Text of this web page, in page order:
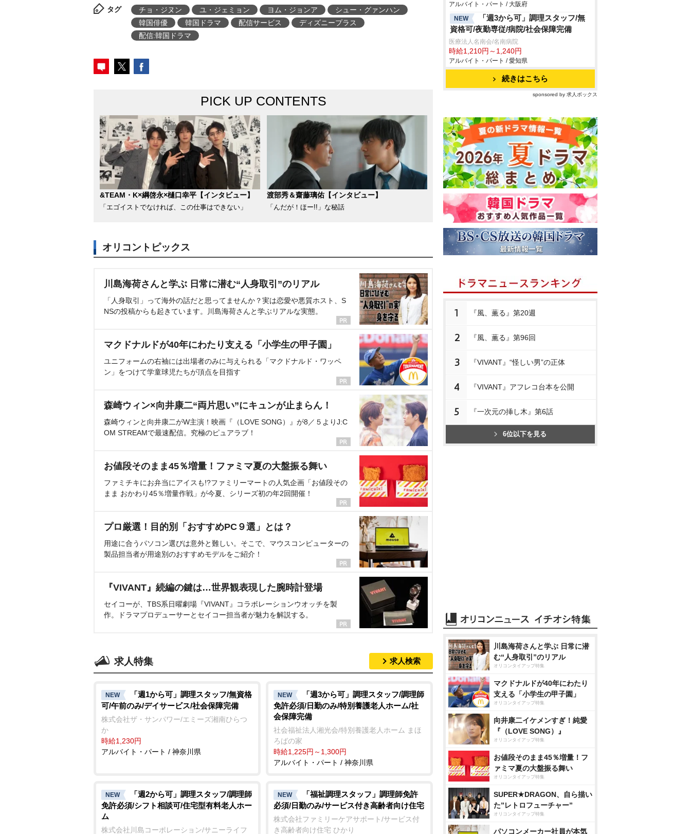
タグ チョ・ジヌン ユ・ジェミョン ヨム・ジョンア
シュー・グァンハン
韓国俳優
韓国ドラマ 配信サービス
ディズニープラス
配信:韓国ドラマ
PICK UP CONTENTS
&TEAM・K×綱啓永×樋口幸平【インタビュー】
「エゴイストでなければ、この仕事はできない」
渡部秀＆齋藤璃佑【インタビュー】
「んだが！ほー!!」な秘話
オリコントピックス
川島海荷さんと学ぶ 日常に潜む“人身取引”のリアル
「人身取引」って海外の話だと思ってませんか？実は恋愛や悪質ホスト、S
NSの投稿からも起きています。川島海荷さんと学ぶリアルな実態。
マクドナルドが40年にわたり支える「小学生の甲子園」
ユニフォームの右袖には出場者のみに与えられる「マクドナルド・ワッペ
ン」をつけて学童球児たちが頂点を目指す
森崎ウィン×向井康二“両片思い”にキュンが止まらん！
森崎ウィンと向井康二がW主演！映画『（LOVE SONG）』が8／５よりJ:C
OM STREAMで最速配信。究極のピュアラブ！
お値段そのまま45％増量！ファミマ夏の大盤振る舞い
ファミチキにお弁当にアイスも!?ファミリーマートの人気企画「お値段その
まま おかわり45％増量作戦」が今夏、シリーズ初の年2回開催！
プロ厳選！目的別「おすすめPC９選」とは？
用途に合うパソコン選びは意外と難しい。そこで、マウスコンピューターの
製品担当者が用途別のおすすめモデルをご紹介！
『VIVANT』続編の鍵は…世界観表現した腕時計登場
セイコーが、TBS系日曜劇場『VIVANT』コラボレーションウオッチを製
作。ドラマプロデューサーとセイコー担当者が魅力を解説する。
求人特集 求人検索
NEW
「週1から可」調理スタッフ/無資格
可/午前のみ/デイサービス/社会保障完備
株式会社ザ・サンパワー/エミーズ湘南ひらつ
か
時給1,230円
アルバイト・パート / 神奈川県
NEW
「週3から可」調理スタッフ/調理師
免許必須/日勤のみ/特別養護老人ホーム/社
会保障完備
社会福祉法人湘光会/特別養護老人ホーム まほ
ろばの家
時給1,225円～1,300円
アルバイト・パート / 神奈川県
NEW
「週2から可」調理スタッフ/調理師
免許必須/シフト相談可/住宅型有料老人ホー
ム
株式会社川島コーポレーション/サニーライフ
NEW
「福祉調理スタッフ」調理師免許
必須/日勤のみ/サービス付き高齢者向け住宅
株式会社ファミリーケアサポート/サービス付
き高齢者向け住宅 ひかり
アルバイト・パート / 大阪府
NEW
「週3から可」調理スタッフ/無
資格可/夜勤専従/病院/社会保障完備
医療法人名南会/名南病院
時給1,210円～1,240円
アルバイト・パート / 愛知県
続きはこちら
sponsored by 求人ボックス
1 『風、薫る』第20週
2 『風、薫る』第96回
3 『VIVANT』“怪しい男”の正体
4 『VIVANT』アフレコ台本を公開
5 『一次元の挿し木』第6話
6位以下を見る
川島海荷さんと学ぶ 日常に潜
む“人身取引”のリアル
オリコンタイアップ特集
マクドナルドが40年にわたり
支える「小学生の甲子園」
オリコンタイアップ特集
向井康二イケメンすぎ！純愛
『（LOVE SONG）』
オリコンタイアップ特集
お値段そのまま45％増量！フ
ァミマ夏の大盤振る舞い
オリコンタイアップ特集
SUPER★DRAGON、自ら描い
た”レトロフューチャー”
オリコンタイアップ特集
パソコンメーカー社員が本気